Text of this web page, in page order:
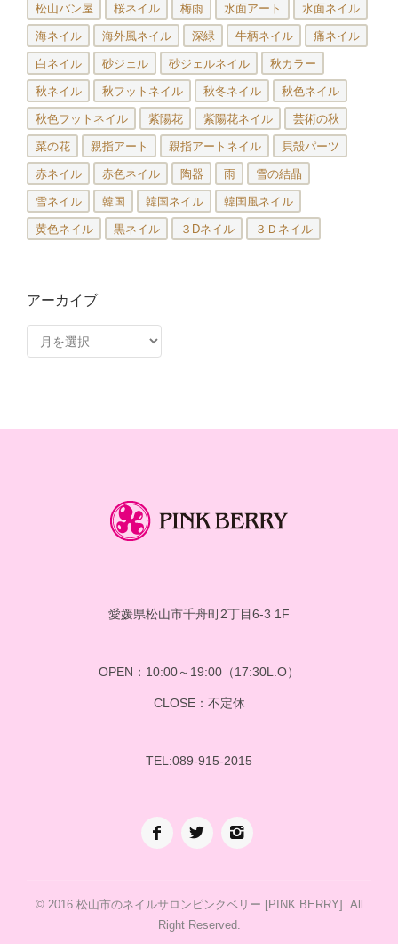
松山パン屋 桜ネイル 梅雨 水面アート 水面ネイル
海ネイル 海外風ネイル 深緑 牛柄ネイル 痛ネイル
白ネイル 砂ジェル 砂ジェルネイル 秋カラー
秋ネイル 秋フットネイル 秋冬ネイル 秋色ネイル
秋色フットネイル 紫陽花 紫陽花ネイル 芸術の秋
菜の花 親指アート 親指アートネイル 貝殻パーツ
赤ネイル 赤色ネイル 陶器 雨 雪の結晶
雪ネイル 韓国 韓国ネイル 韓国風ネイル
黄色ネイル 黒ネイル ３Dネイル ３Ｄネイル
アーカイブ
ー
愛媛県松山市千舟町2丁目6-3 1F
OPEN：10:00～19:00（17:30L.O）
CLOSE：不定休
TEL:089-915-2015
© 2016 松山市のネイルサロンピンクベリー [PINK BERRY] . All
Right Reserved.